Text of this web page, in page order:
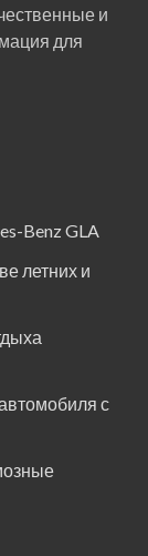
и
для
Benz GLA
летних и
с